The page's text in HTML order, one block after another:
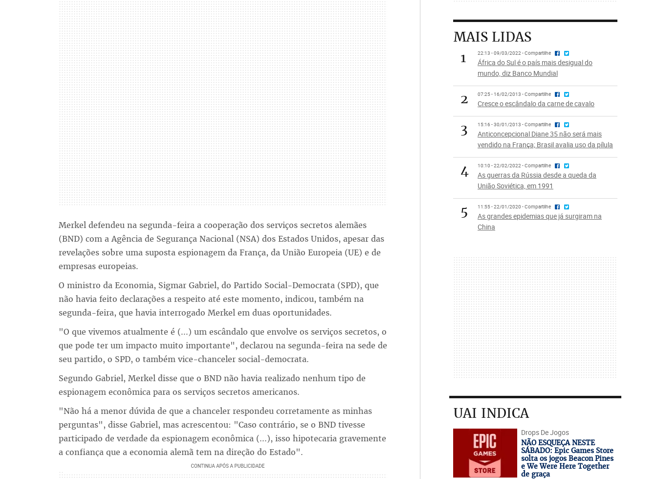
Merkel defendeu na segunda-feira a cooperação dos serviços secretos alemães
(BND) com a Agência de Segurança Nacional (NSA) dos Estados Unidos, apesar das
revelações sobre uma suposta espionagem da França, da União Europeia (UE) e de
empresas europeias.
O ministro da Economia, Sigmar Gabriel, do Partido Social-Democrata (SPD), que
não havia feito declarações a respeito até este momento, indicou, também na
segunda-feira, que havia interrogado Merkel em duas oportunidades.
"O que vivemos atualmente é (...) um escândalo que envolve os serviços secretos, o
que pode ter um impacto muito importante", declarou na segunda-feira na sede de
seu partido, o SPD, o também vice-chanceler social-democrata.
Segundo Gabriel, Merkel disse que o BND não havia realizado nenhum tipo de
espionagem econômica para os serviços secretos americanos.
"Não há a menor dúvida de que a chanceler respondeu corretamente as minhas
perguntas", disse Gabriel, mas acrescentou: "Caso contrário, se o BND tivesse
participado de verdade da espionagem econômica (...), isso hipotecaria gravemente
a confiança que a economia alemã tem na direção do Estado".
MAIS LIDAS
1
22:13 - 09/03/2022 - Compartilhe
África do Sul é o país mais desigual do
mundo, diz Banco Mundial
2 07:25 - 16/02/2013 - Compartilhe
Cresce o escândalo da carne de cavalo
3 15:16 - 30/01/2013 - Compartilhe
Anticoncepcional Diane 35 não será mais
vendido na França; Brasil avalia uso da pílula
4 10:10 - 22/02/2022 - Compartilhe
As guerras da Rússia desde a queda da
União Soviética, em 1991
5 11:55 - 22/01/2020 - Compartilhe
As grandes epidemias que já surgiram na
China
UAI INDICA
Drops De Jogos
NÃO ESQUEÇA NESTE
SÁBADO: Epic Games Store
solta os jogos Beacon Pines
e We Were Here Together
de graça